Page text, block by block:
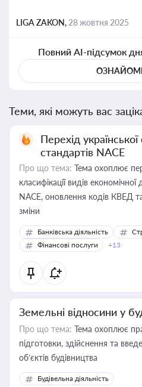
LIGA ZAKON, 28 жовтня 2025
Повний AI-підсумок
Теми, які можуть вас
Перехід
стандартів NACE
Про що тема: Тема охоплює
класифікації видів
NACE, оновлення кодів КВЕД
зміни
Банківська діяльність
Фінансові послуги
+13
Земельні відносини у
Про що тема: Тема охоплює
підготовки, здійснення та
об’єктів будівництва
Будівельна діяльність